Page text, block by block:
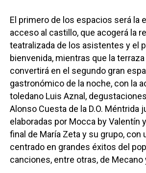
El primero de los espacios será la
acceso al castillo, que acogerá la
teatralizada de los asistentes y el
bienvenida, mientras que la
convertirá en el segundo gran
gastronómico de la noche, con la
toledano Luis Aznal,
Alonso Cuesta de la D.O. Méntrida
elaboradas por Mocca by Valentín
final de María Zeta y su grupo, con
centrado en grandes éxitos del
canciones, entre otras, de Mecano